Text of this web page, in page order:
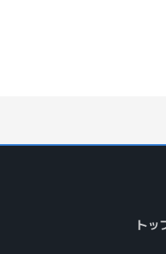
トッ